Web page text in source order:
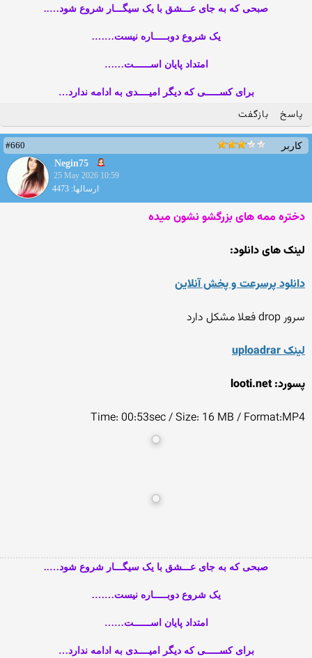
صبحی که به جای عـــشق با یک سیگـــار شروع شود…..
یک شروع دوبـــــاره نیست…….
امتداد پایان اســــــت……
برای کســـــی که دیگر امیــــدی به ادامه ندارد…
پاسخ بازگفت
کاربر
#660
Negin75
25 May 2026 10:59
ارسالها: 4473
دختره ممه های بزرگشو نشون میده
لینک های دانلود:
دانلود پرسرعت و پخش آنلاین
سرور drop فعلا مشکل دارد
لینک uploadrar
پسورد: looti.net
Time: 00:53sec / Size: 16 MB / Format:MP4
صبحی که به جای عـــشق با یک سیگـــار شروع شود…..
یک شروع دوبـــــاره نیست…….
امتداد پایان اســــــت……
برای کســـــی که دیگر امیــــدی به ادامه ندارد…